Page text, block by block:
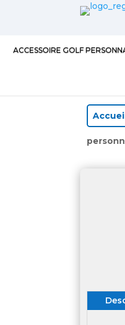
ACCESSOIRE GOLF